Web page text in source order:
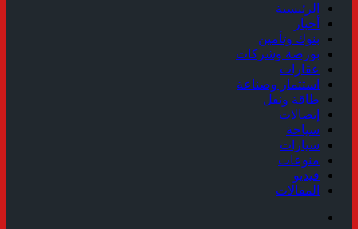
الرئيسية
أخبار
بنوك وتأمين
بورصة وشركات
عقارات
استثمار وصناعة
طاقة ونقل
إتصالات
سياحة
سيارات
منوعات
فيديو
المقالات